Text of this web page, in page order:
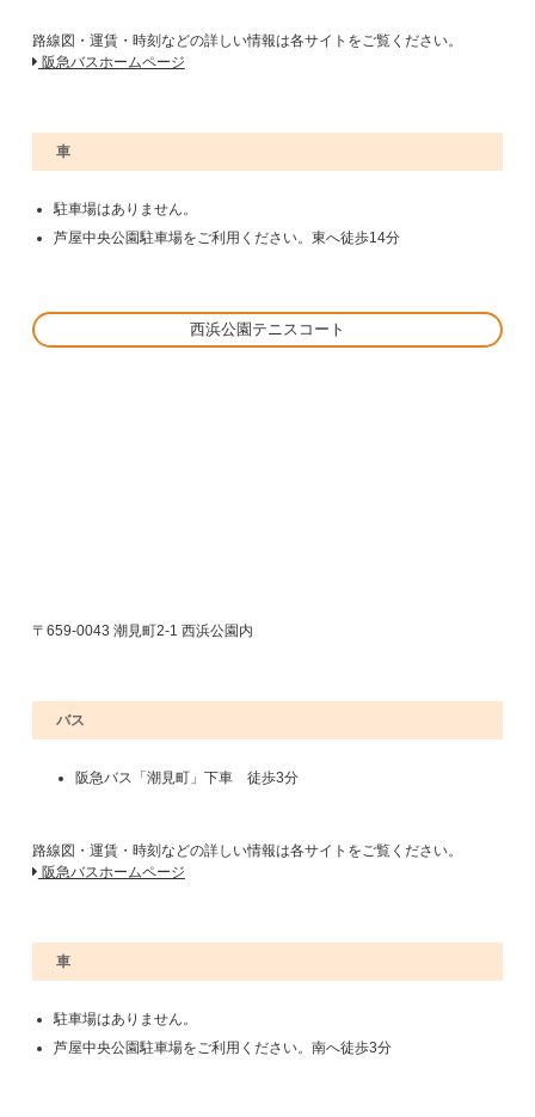
路線図・運賃・時刻などの詳しい情報は各サイトをご覧ください。
阪急バスホームページ
車
駐車場はありません。
芦屋中央公園駐車場をご利用ください。東へ徒歩14分
西浜公園テニスコート
〒659-0043 潮見町2-1 西浜公園内
バス
阪急バス「潮見町」下車 徒歩3分
路線図・運賃・時刻などの詳しい情報は各サイトをご覧ください。
阪急バスホームページ
車
駐車場はありません。
芦屋中央公園駐車場をご利用ください。南へ徒歩3分